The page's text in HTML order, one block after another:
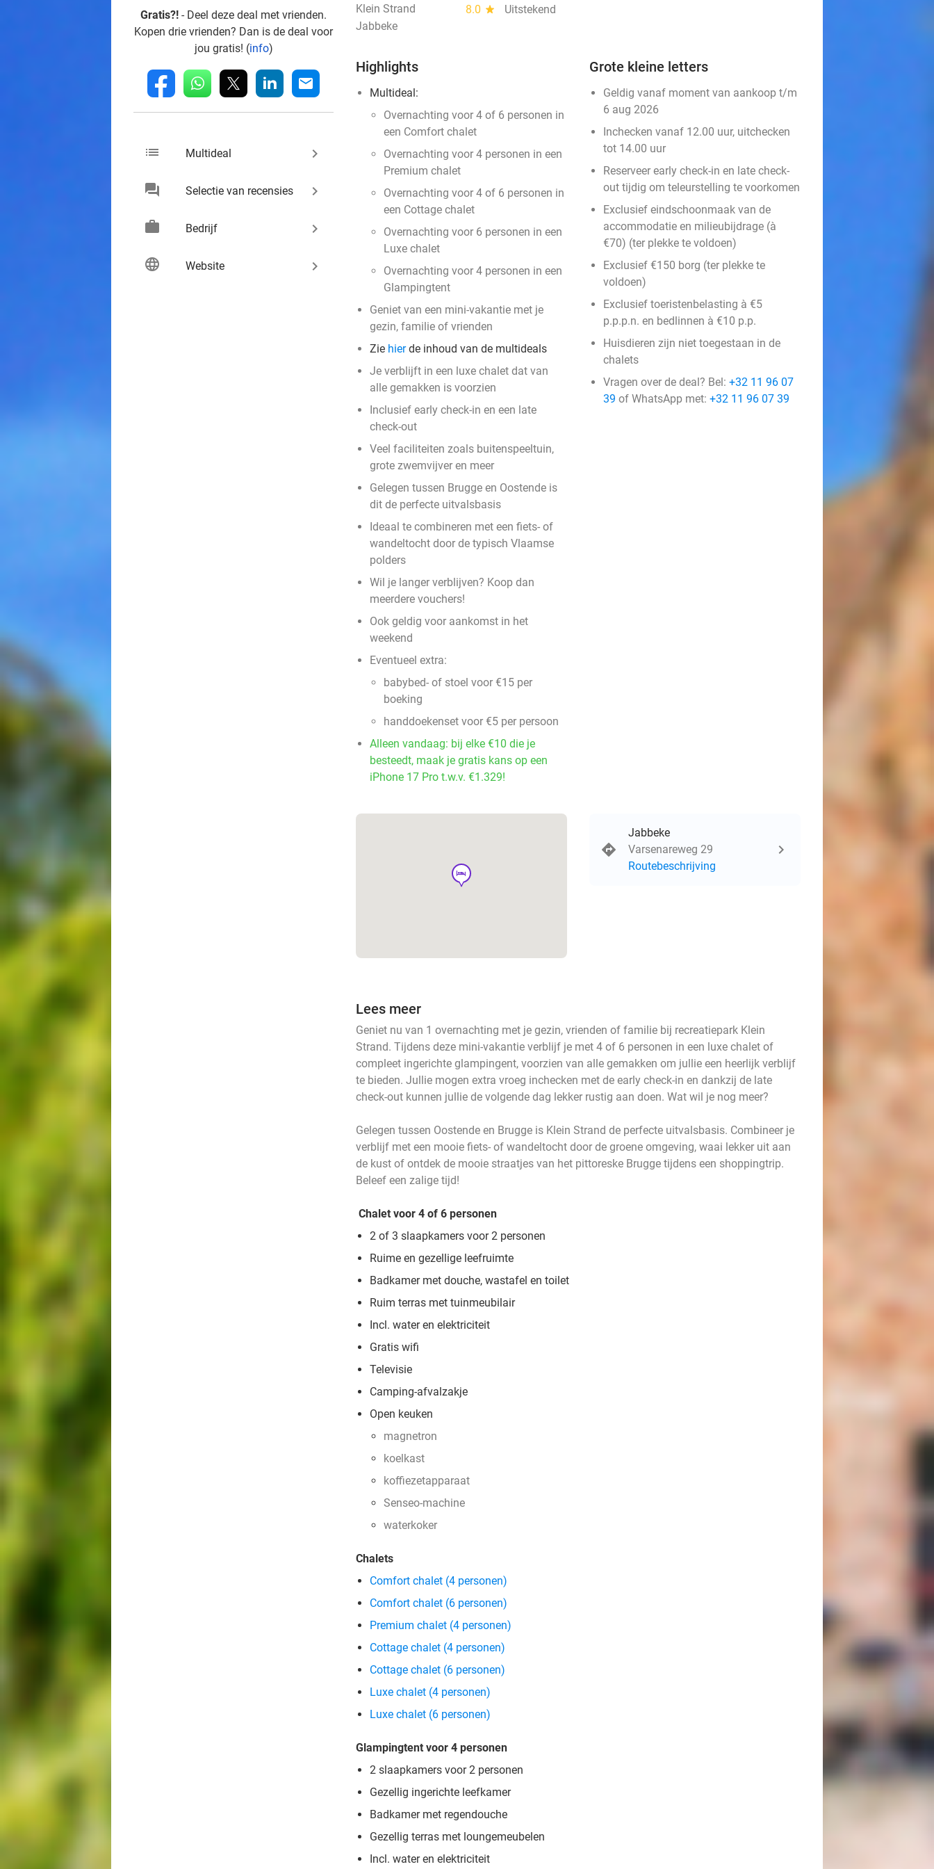
Gratis?! - Deel deze deal met vrienden.
Kopen drie vrienden? Dan is de deal voor
jou gratis! (info)
fb whatsapp linkedin mail
list Multideal keyboard_arrow_right
chat Selectie van recensies keyboard_arrow_right
work Bedrijf keyboard_arrow_right
language Website keyboard_arrow_right
Klein Strand 8.0 star
Uitstekend
Jabbeke
Highlights
Multideal:
Overnachting voor 4 of 6 personen in
een Comfort chalet
Overnachting voor 4 personen in een
Premium chalet
Overnachting voor 4 of 6 personen in
een Cottage chalet
Overnachting voor 6 personen in een
Luxe chalet
Overnachting voor 4 personen in een
Glampingtent
Geniet van een mini-vakantie met je
gezin, familie of vrienden
Zie hierde inhoud van de multideals
Je verblijft in een luxe chalet dat van
alle gemakken is voorzien
Inclusief early check-in en een late
check-out
Veel faciliteiten zoals buitenspeeltuin,
grote zwemvijver en meer
Gelegen tussen Brugge en Oostende is
dit de perfecte uitvalsbasis
Ideaal te combineren met een fiets- of
wandeltocht door de typisch Vlaamse
polders
Wil je langer verblijven? Koop dan
meerdere vouchers!
Ook geldig voor aankomst in het
weekend
Eventueel extra:
babybed- of stoel voor €15 per
boeking
handdoekenset voor €5 per persoon
Alleen vandaag: bij elke €10 die je
besteedt, maak je gratis kans op een
iPhone 17 Pro t.w.v. €1.329!
Grote kleine letters
Geldig vanaf moment van aankoop t/m
6 aug 2026
Inchecken vanaf 12.00 uur, uitchecken
tot 14.00 uur
Reserveer early check-in en late check-
out tijdig om teleurstelling te voorkomen​
Exclusief eindschoonmaak van de
accommodatie en milieubijdrage (à
€70) (ter plekke te voldoen)
Exclusief €150 borg (ter plekke te
voldoen)
Exclusief toeristenbelasting à €5
p.p.p.n. en bedlinnen à €10 p.p.
Huisdieren zijn niet toegestaan in de
chalets
Vragen over de deal? Bel: +32 11 96 07
39 of WhatsApp met: +32 11 96 07 39
hotel
Jabbeke
Varsenareweg 29
Routebeschrijving
Lees meer
Geniet nu van 1 overnachting met je gezin, vrienden of familie bij recreatiepark Klein
Strand. Tijdens deze mini-vakantie verblijf je met 4 of 6 personen in een luxe chalet of
compleet ingerichte glampingent, voorzien van alle gemakken om jullie een heerlijk verblijf
te bieden. Jullie mogen extra vroeg inchecken met de early check-in en dankzij de late
check-out kunnen jullie de volgende dag lekker rustig aan doen. Wat wil je nog meer?
Gelegen tussen Oostende en Brugge is Klein Strand de perfecte uitvalsbasis. Combineer je
verblijf met een mooie fiets- of wandeltocht door de groene omgeving, waai lekker uit aan
de kust of ontdek de mooie straatjes van het pittoreske Brugge tijdens een shoppingtrip.
Beleef een zalige tijd!
Chalet voor 4 of 6 personen
2 of 3 slaapkamers voor 2 personen
Ruime en gezellige leefruimte
Badkamer met douche, wastafel en toilet
Ruim terras met tuinmeubilair
Incl. water en elektriciteit
Gratis wifi
Televisie
Camping-afvalzakje
Open keuken
magnetron
koelkast
koffiezetapparaat
Senseo-machine
waterkoker
Chalets
Comfort chalet (4 personen)
Comfort chalet (6 personen)
Premium chalet (4 personen)
Cottage chalet (4 personen)
Cottage chalet (6 personen)
Luxe chalet (4 personen)
Luxe chalet (6 personen)
Glampingtent voor 4 personen
2 slaapkamers voor 2 personen
Gezellig ingerichte leefkamer
Badkamer met regendouche
Gezellig terras met loungemeubelen
Incl. water en elektriciteit